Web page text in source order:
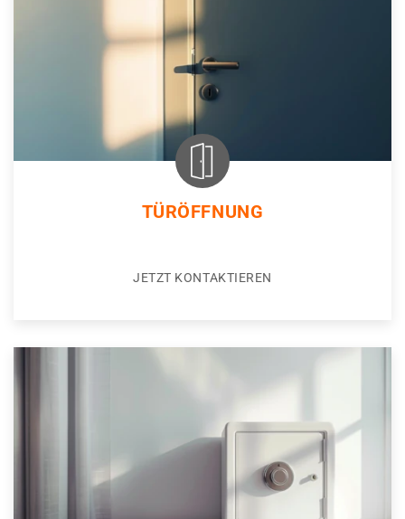
TÜRÖFFNUNG
JETZT KONTAKTIEREN